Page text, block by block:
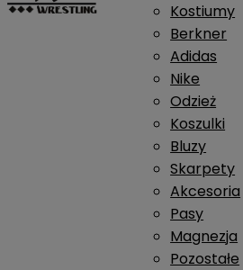
Kostiumy
Berkner
Adidas
Nike
Odzież
Koszulki
Bluzy
Skarpety
Akcesoria
Pasy
Magnezja
Pozostałe